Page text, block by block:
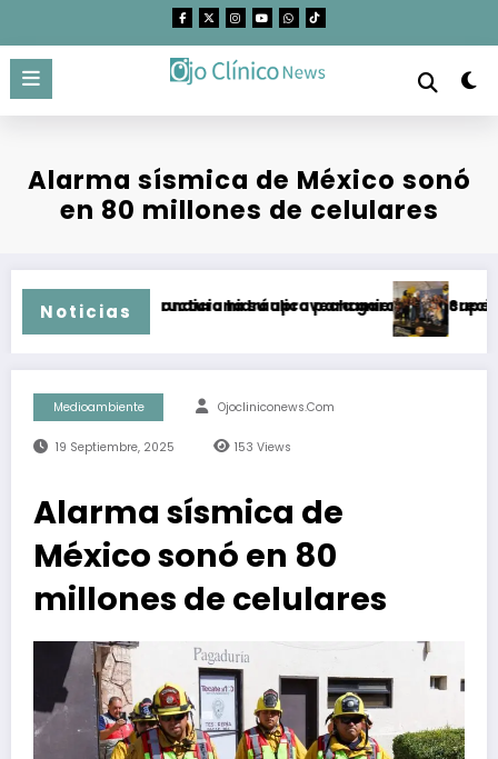
contenido
Alarma sísmica de México sonó
en 80 millones de celulares
Noticias
condiciona su aprovechamiento
infraestructura hidráulica para garantizar crecimiento de
Supera
Medioambiente Ojocliniconews.com
19 Septiembre, 2025 153 Views
Alarma sísmica de
México sonó en 80
millones de celulares